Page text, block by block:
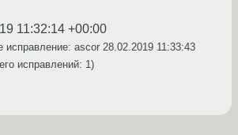
11:32:14 +00:00
исправление: ascor 28.02.2019 11:33:43
исправлений: 1)